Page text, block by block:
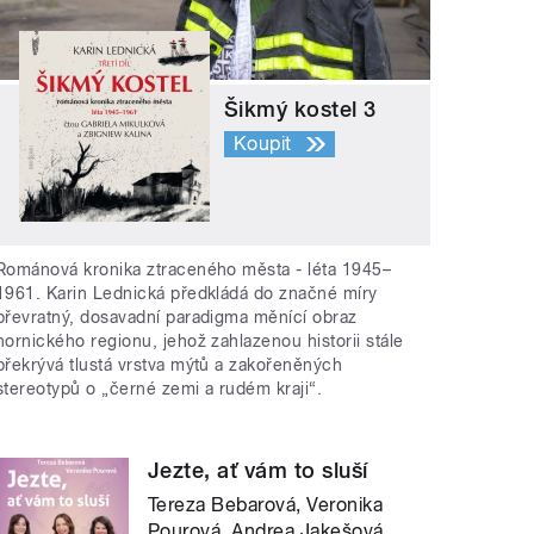
Šikmý kostel 3
Koupit
kronika ztraceného města - léta 1945–
Karin Lednická předkládá do značné míry
dosavadní paradigma měnící obraz
regionu, jehož zahlazenou historii stále
tlustá vrstva mýtů a zakořeněných
o „černé zemi a rudém kraji“.
Jezte, ať vám to sluší
Tereza Bebarová, Veronika